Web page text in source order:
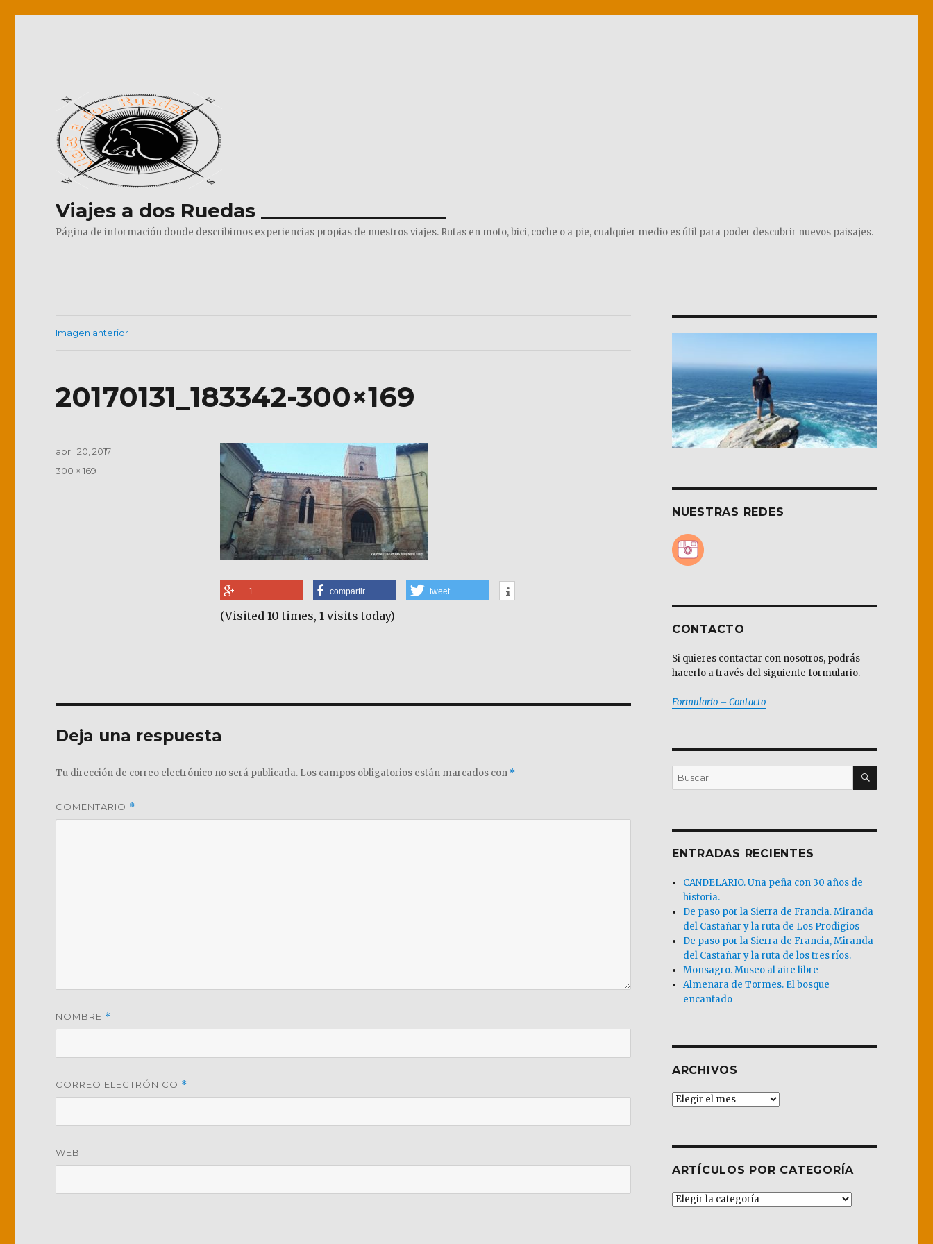
Viajes a dos Ruedas ___________________
Página de información donde describimos experiencias propias de nuestros viajes. Rutas en moto, bici, coche o a pie, cualquier medio es útil para poder descubrir nuevos paisajes.
Imagen anterior
20170131_183342-300×169
+1 compartir tweet
(Visited 10 times, 1 visits today)
Publicado
abril 20, 2017
Tamaño
300 × 169
Deja una respuesta
Tu dirección de correo electrónico no será publicada. Los campos obligatorios están marcados con *
COMENTARIO *
NOMBRE *
CORREO ELECTRÓNICO *
WEB
NUESTRAS REDES
CONTACTO
Si quieres contactar con nosotros, podrás
hacerlo a través del siguiente formulario.
Formulario – Contacto
Buscar
por:
BUSCAR
ENTRADAS RECIENTES
CANDELARIO. Una peña con 30 años de
historia.
De paso por la Sierra de Francia. Miranda
del Castañar y la ruta de Los Prodigios
De paso por la Sierra de Francia, Miranda
del Castañar y la ruta de los tres ríos.
Monsagro. Museo al aire libre
Almenara de Tormes. El bosque
encantado
ARCHIVOS
Archivos
ARTÍCULOS POR CATEGORÍA
Artículos